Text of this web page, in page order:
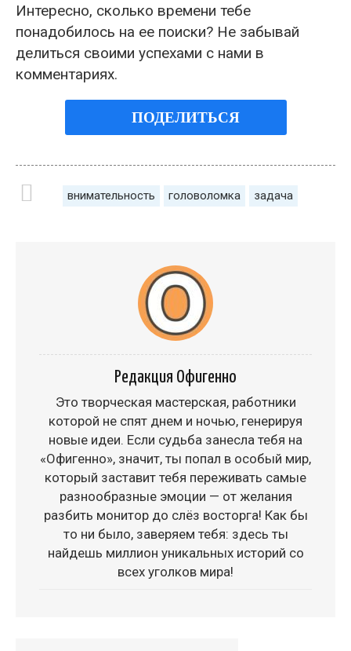
Интересно, сколько времени тебе
понадобилось на ее поиски? Не забывай
делиться своими успехами с нами в
комментариях.
ПОДЕЛИТЬСЯ
внимательность головоломка задача
Редакция Офигенно
Это творческая мастерская, работники
которой не спят днем и ночью, генерируя
новые идеи. Если судьба занесла тебя на
«Офигенно», значит, ты попал в особый мир,
который заставит тебя переживать самые
разнообразные эмоции — от желания
разбить монитор до слёз восторга! Как бы
то ни было, заверяем тебя: здесь ты
найдешь миллион уникальных историй со
всех уголков мира!